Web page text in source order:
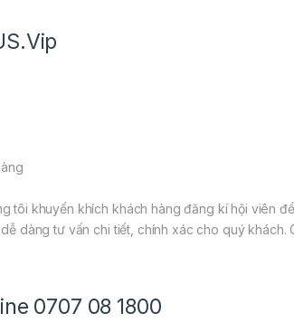
tôi khuyến khích khách hàng đăng kí hội viên
dàng tư vấn chi tiết, chính xác cho quý khách.
0707 08 1800